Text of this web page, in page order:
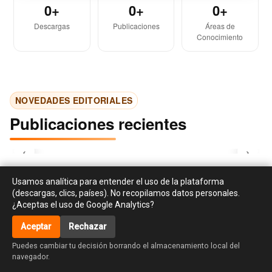
Usamos analítica para entender el uso de la plataforma
(descargas, clics, países). No recopilamos datos personales.
¿Aceptas el uso de Google Analytics?
Aceptar Rechazar
Puedes cambiar tu decisión borrando el almacenamiento local del
navegador.
0+
Descargas
0+
Publicaciones
0+
Áreas de
Conocimiento
NOVEDADES EDITORIALES
Publicaciones recientes
‹ ›